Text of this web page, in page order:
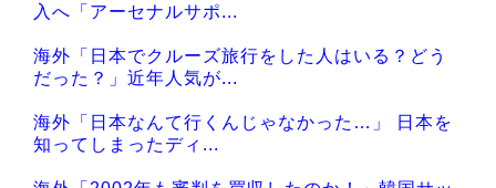
入へ「アーセナルサポ...
海外「日本でクルーズ旅行をした人はいる？どう
だった？」近年人気が...
海外「日本なんて行くんじゃなかった…」 日本を
知ってしまったディ...